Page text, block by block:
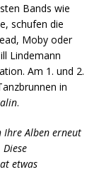
Bands wie
schufen die
Moby oder
Lindemann
Am 1. und 2.
in
.
Ihre Alben erneut
etwas